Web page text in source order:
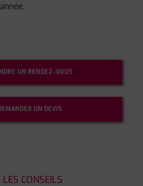
CONSEILS
UN RENDEZ-VOUS
UN DEVIS